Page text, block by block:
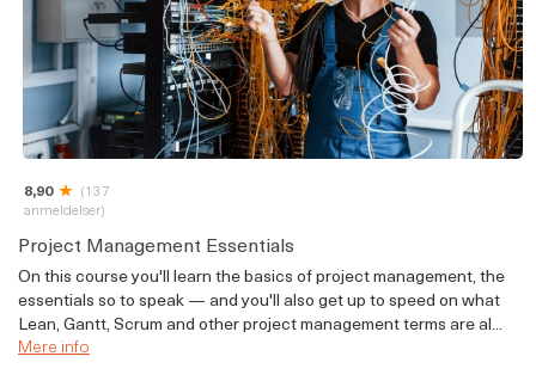
8,90
(137
anmeldelser)
Project Management Essentials
On this course you'll learn the basics of project management, the
essentials so to speak — and you'll also get up to speed on what
Lean, Gantt, Scrum and other project management terms are al...
Mere info